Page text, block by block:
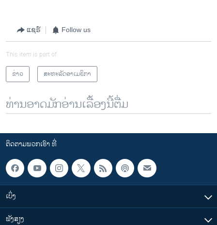
ແຊຣ໌ Follow us
This item is part of
ຂ່າວ
ສະຫະລັດອາເມຣິກາ
ທ່ານອາດມັກອ່ານເລື້ອງນີ້ຕື່ມ
ຕິດຕາມພວກເຮົາ ທີ່
ເບິ່ງ
ຟັງສຽງ